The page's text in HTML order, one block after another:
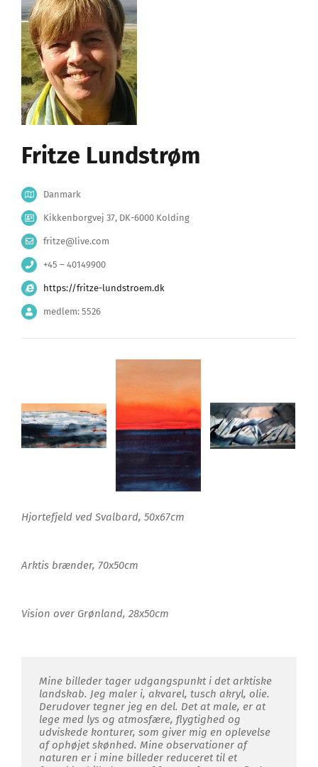
Fritze Lundstrøm
Danmark
Kikkenborgvej 37, DK-6000 Kolding
fritze@live.com
+45 – 40149900
https://fritze-lundstroem.dk
medlem: 5526
Hjortefjeld ved Svalbard, 50x67cm
Arktis brænder, 70x50cm
Vision over Grønland, 28x50cm
Mine billeder tager udgangspunkt i det arktiske
landskab. Jeg maler i, akvarel, tusch akryl, olie.
Derudover tegner jeg en del. Det at male, er at
lege med lys og atmosfære, flygtighed og
udviskede konturer, som giver mig en oplevelse
af ophøjet skønhed. Mine observationer af
naturen er i mine billeder reduceret til et